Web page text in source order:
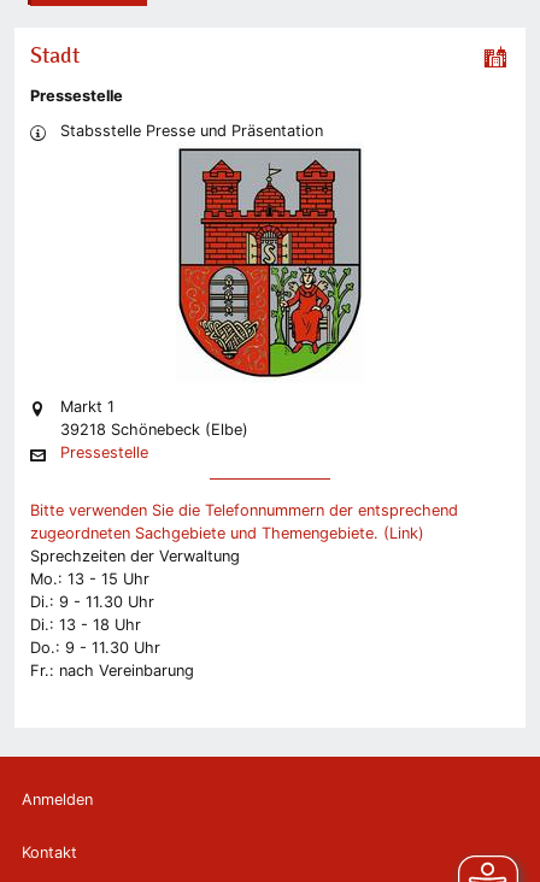
Stadt
Pressestelle
Stabsstelle Presse und Präsentation
Markt 1
39218 Schönebeck (Elbe)
Pressestelle
Bitte verwenden Sie die Telefonnummern der entsprechend
zugeordneten Sachgebiete und Themengebiete. (Link)
Sprechzeiten der Verwaltung
Mo.: 13 - 15 Uhr
Di.: 9 - 11.30 Uhr
Di.: 13 - 18 Uhr
Do.: 9 - 11.30 Uhr
Fr.: nach Vereinbarung
Anmelden
Kontakt